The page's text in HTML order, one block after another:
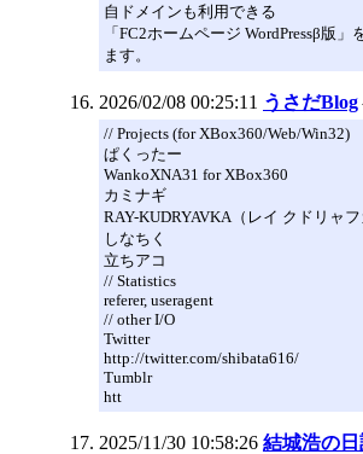
自ドメインも利用できる
「FC2ホームページ WordPressβ版」
ます。
2026/02/08 00:25:11 うさだBlog
// Projects (for XBox360/Web/Win32)
ぱくったー
WankoXNA31 for XBox360
カミナギ
RAY-KUDRYAVKA（レイ クドリャフ
しなちく
立ちアコ
// Statistics
referer, useragent
// other I/O
Twitter
http://twitter.com/shibata616/
Tumblr
htt
2025/11/30 10:58:26 結城浩の日